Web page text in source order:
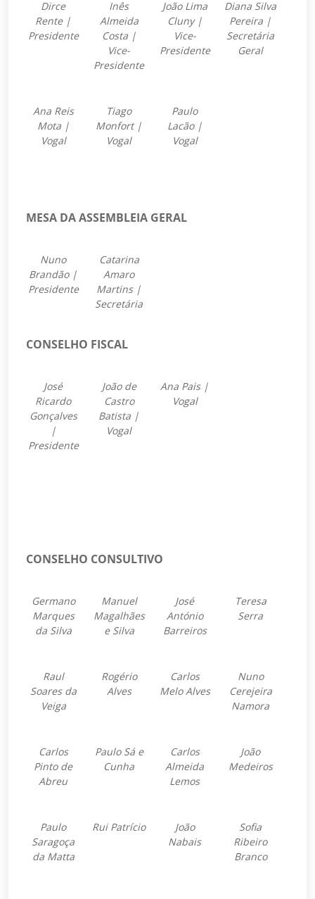
Dirce
Rente |
Presidente
Inês
Almeida
Costa |
Vice-
Presidente
João Lima
Cluny |
Vice-
Presidente
Diana Silva
Pereira |
Secretária
Geral
Ana Reis
Mota |
Vogal
Tiago
Monfort |
Vogal
Paulo
Lacão |
Vogal
MESA DA ASSEMBLEIA GERAL
Nuno
Brandão |
Presidente
Catarina
Amaro
Martins |
Secretária
CONSELHO FISCAL
José
Ricardo
Gonçalves
|
Presidente
João de
Castro
Batista |
Vogal
Ana Pais |
Vogal
CONSELHO CONSULTIVO
Germano
Marques
da Silva
Manuel
Magalhães
e Silva
José
António
Barreiros
Teresa
Serra
Raul
Soares da
Veiga
Rogério
Alves
Carlos
Melo Alves
Nuno
Cerejeira
Namora
Carlos
Pinto de
Abreu
Paulo Sá e
Cunha
Carlos
Almeida
Lemos
João
Medeiros
Paulo
Saragoça
da Matta
Rui Patrício
João
Nabais
Sofia
Ribeiro
Branco